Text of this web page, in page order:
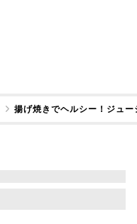
揚げ焼きでヘルシー！ジュー